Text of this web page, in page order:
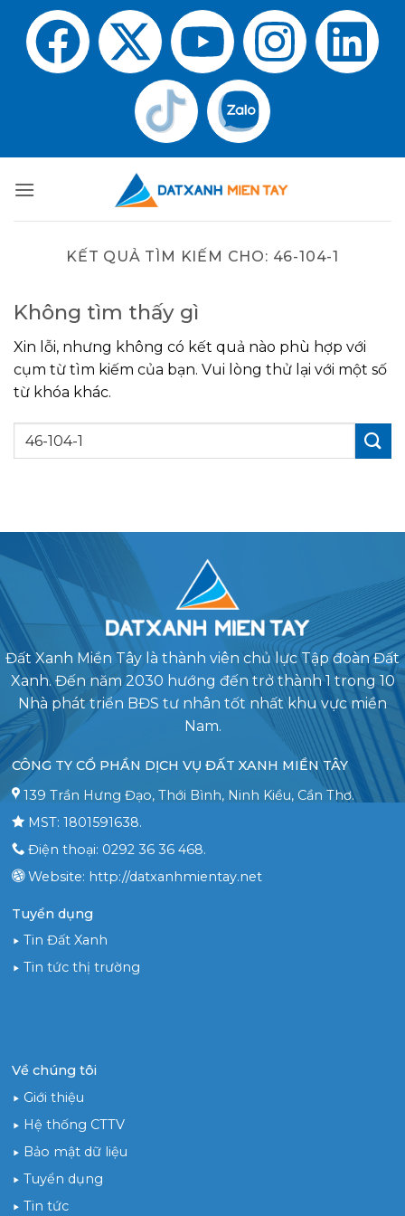
KẾT QUẢ TÌM KIẾM CHO: 46-104-1
Không tìm thấy gì
Xin lỗi, nhưng không có kết quả nào phù hợp với
cụm từ tìm kiếm của bạn. Vui lòng thử lại với một số
từ khóa khác.
Đất Xanh Miền Tây là thành viên chủ lực Tập đoàn Đất
Xanh. Đến năm 2030 hướng đến trở thành 1 trong 10
Nhà phát triển BĐS tư nhân tốt nhất khu vực miền
Nam.
CÔNG TY CỔ PHẦN DỊCH VỤ ĐẤT XANH MIỀN TÂY
139 Trần Hưng Đạo, Thới Bình, Ninh Kiều, Cần Thơ.
MST: 1801591638.
Điện thoại: 0292 36 36 468.
Website: http://datxanhmientay.net
Về chúng tôi
Giới thiệu
Hệ thống CTTV
Bảo mật dữ liệu
Tuyển dụng
Tin tức
Tuyển dụng
Tin Đất Xanh
Tin tức thị trường